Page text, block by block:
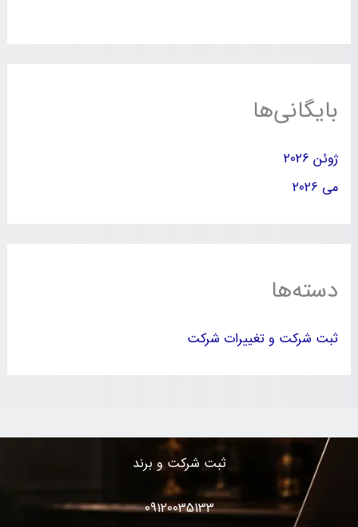
بایگانی‌ها
ژوئن 2026
می 2026
دسته‌ها
ثبت شرکت و تغییرات شرکت
ثبت شرکت و برند
09120035133